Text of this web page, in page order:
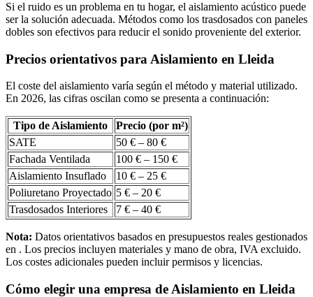
Si el ruido es un problema en tu hogar, el aislamiento acústico puede
ser la solución adecuada. Métodos como los trasdosados con paneles
dobles son efectivos para reducir el sonido proveniente del exterior.
Precios orientativos para Aislamiento en Lleida
El coste del aislamiento varía según el método y material utilizado.
En 2026, las cifras oscilan como se presenta a continuación:
Tipo de Aislamiento
Precio (por m²)
SATE
50 € – 80 €
Fachada Ventilada
100 € – 150 €
Aislamiento Insuflado
10 € – 25 €
Poliuretano Proyectado 5 € – 20 €
Trasdosados Interiores
7 € – 40 €
Nota: Datos orientativos basados en presupuestos reales gestionados
en . Los precios incluyen materiales y mano de obra, IVA excluido.
Los costes adicionales pueden incluir permisos y licencias.
Cómo elegir una empresa de Aislamiento en Lleida